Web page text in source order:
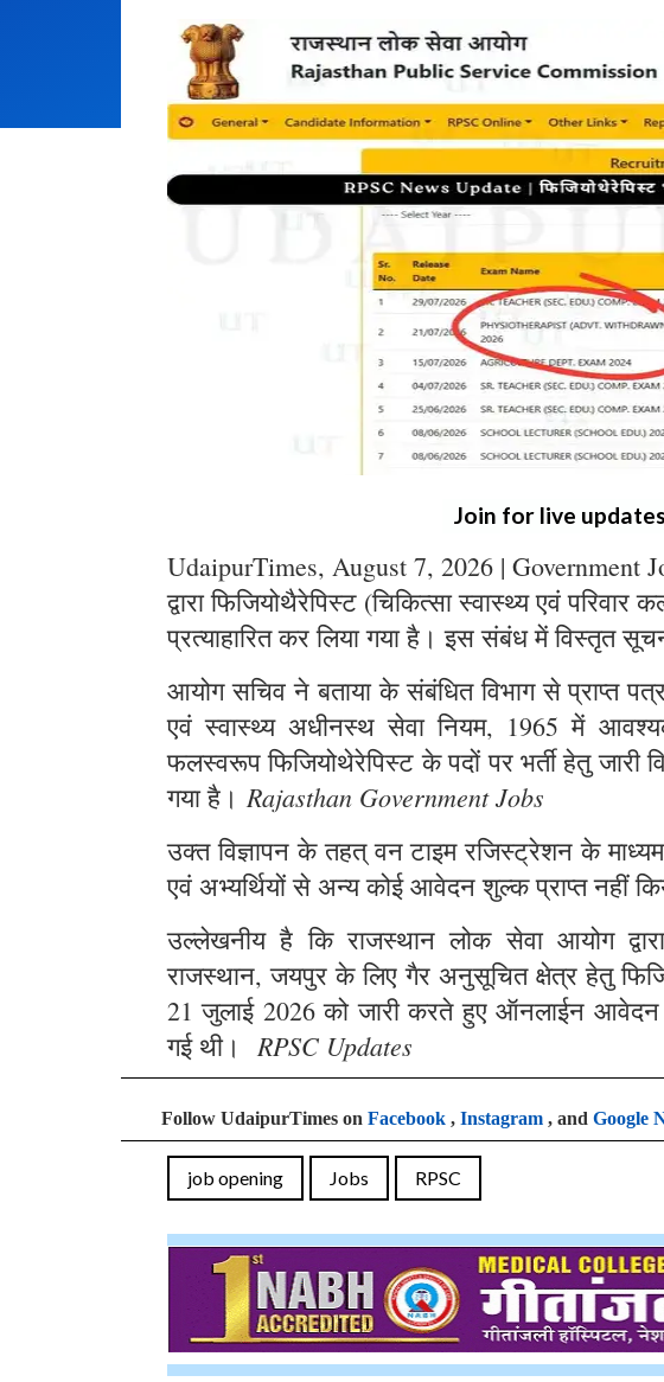
Join for live
UdaipurTimes, August 7, 2026 | Government
द्वारा फिजियोथैरेपिस्ट (चिकित्सा स्वास्थ्य एवं परिवार
प्रत्याहारित कर लिया गया है। इस संबंध में विस्तृत
आयोग सचिव ने बताया के संबंधित विभाग से प्राप्त
एवं स्वास्थ्य अधीनस्थ सेवा नियम, 1965 में
फलस्वरूप फिजियोथेरेपिस्ट के पदों पर भर्ती हेतु जारी
गया है। Rajasthan Government Jobs
उक्त विज्ञापन के तहत् वन टाइम रजिस्ट्रेशन के
एवं अभ्यर्थियों से अन्य कोई आवेदन शुल्क प्राप्त नहीं
उल्लेखनीय है कि राजस्थान लोक सेवा आयोग
राजस्थान, जयपुर के लिए गैर अनुसूचित क्षेत्र हेतु
21 जुलाई 2026 को जारी करते हुए ऑनलाईन आवेदन
गई थी। RPSC Updates
Follow UdaipurTimes on Facebook , Instagram , and Google
job opening Jobs RPSC